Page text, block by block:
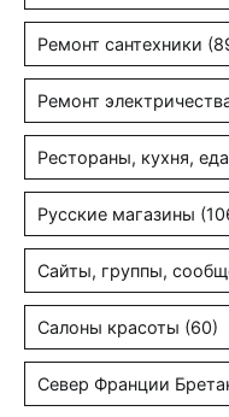
Ремонт сантехники
Ремонт
Рестораны, кухня, еда
Русские магазины
Сайты, группы,
Салоны красоты (60)
Север Франции